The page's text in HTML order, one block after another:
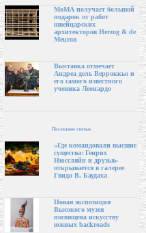
МоМА получает большой
подарок от работ
швейцарских
архитекторов Herzog & de
Meuron
Выставка отмечает
Андреа дель Верроккьо и
его самого известного
ученика Леонардо
Последние статьи
«Где командовали высшие
существа: Генрих
Нюссляйн и друзья»
открывается в галерее
Гвидо В. Баудаха
Новая экспозиция
Высокого музея
посвящена искусству
южных backroads